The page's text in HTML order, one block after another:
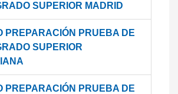
SUPERIOR MADRID
PREPARACIÓN PRUEBA DE
SUPERIOR
PREPARACIÓN PRUEBA DE